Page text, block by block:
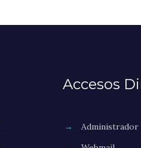
Accesos
→
Administrador